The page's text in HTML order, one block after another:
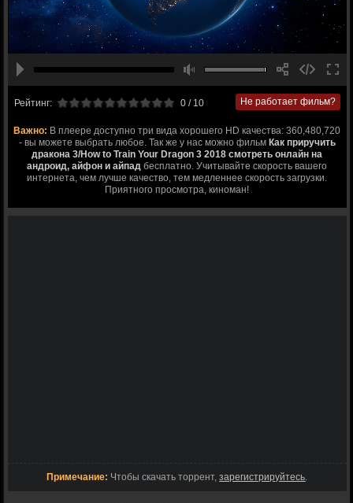
Рейтинг: 0/ 10 Не работает фильм?
Важно: В плеере доступно три вида хорошего HD качества: 360,480,720
- вы можете выбрать любое. Так же у нас можно фильм Как приручить
дракона 3/How to Train Your Dragon 3 2018 смотреть онлайн на
андроид, айфон и айпад бесплатно. Учитывайте скорость вашего
интернета, чем лучше качество, тем медленнее скорость загрузки.
Приятного просмотра, киноман!
Примечание: Чтобы скачать торрент,зарегистрируйтесь.